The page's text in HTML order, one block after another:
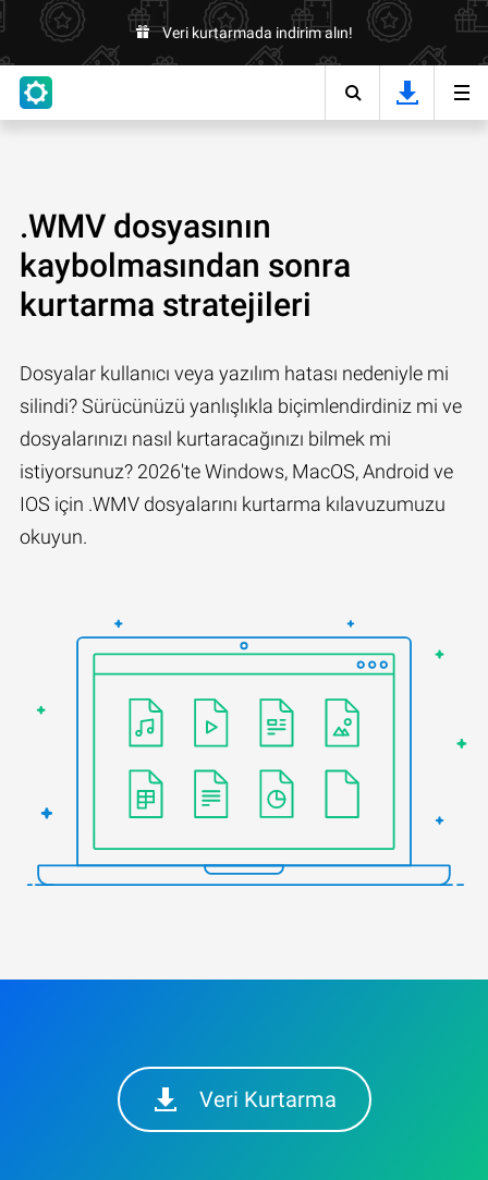
Veri kurtarmada indirim alın!
.WMV dosyasının
kaybolmasından sonra
kurtarma stratejileri
Dosyalar kullanıcı veya yazılım hatası nedeniyle mi
silindi? Sürücünüzü yanlışlıkla biçimlendirdiniz mi ve
dosyalarınızı nasıl kurtaracağınızı bilmek mi
istiyorsunuz? 2026'te Windows, MacOS, Android ve
IOS için .WMV dosyalarını kurtarma kılavuzumuzu
okuyun.
Veri Kurtarma